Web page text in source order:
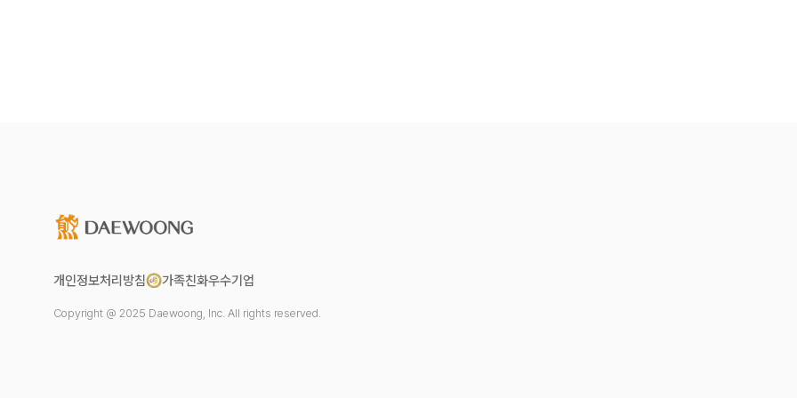
개인정보처리방침 가족친화우수기업
Copyright @ 2025 Daewoong, Inc. All rights reserved.